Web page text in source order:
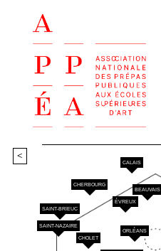
<
BEAUVAIS
CALAIS
CHERBOURG
CHOLET
ÉVREUX
ORLÉANS
SAINT-BRIEUC
SAINT-NAZAIRE